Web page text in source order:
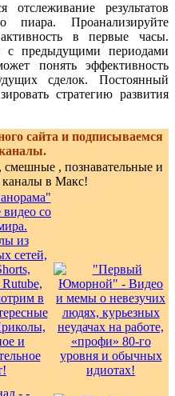
результатов
пиара. Проанализируйте
в первые часы.
с предыдущими периодами
понять эффективность
сделок. Постоянный
стратегию развития
сайта и подписываемся
, познавательные и
каналы в Макс!